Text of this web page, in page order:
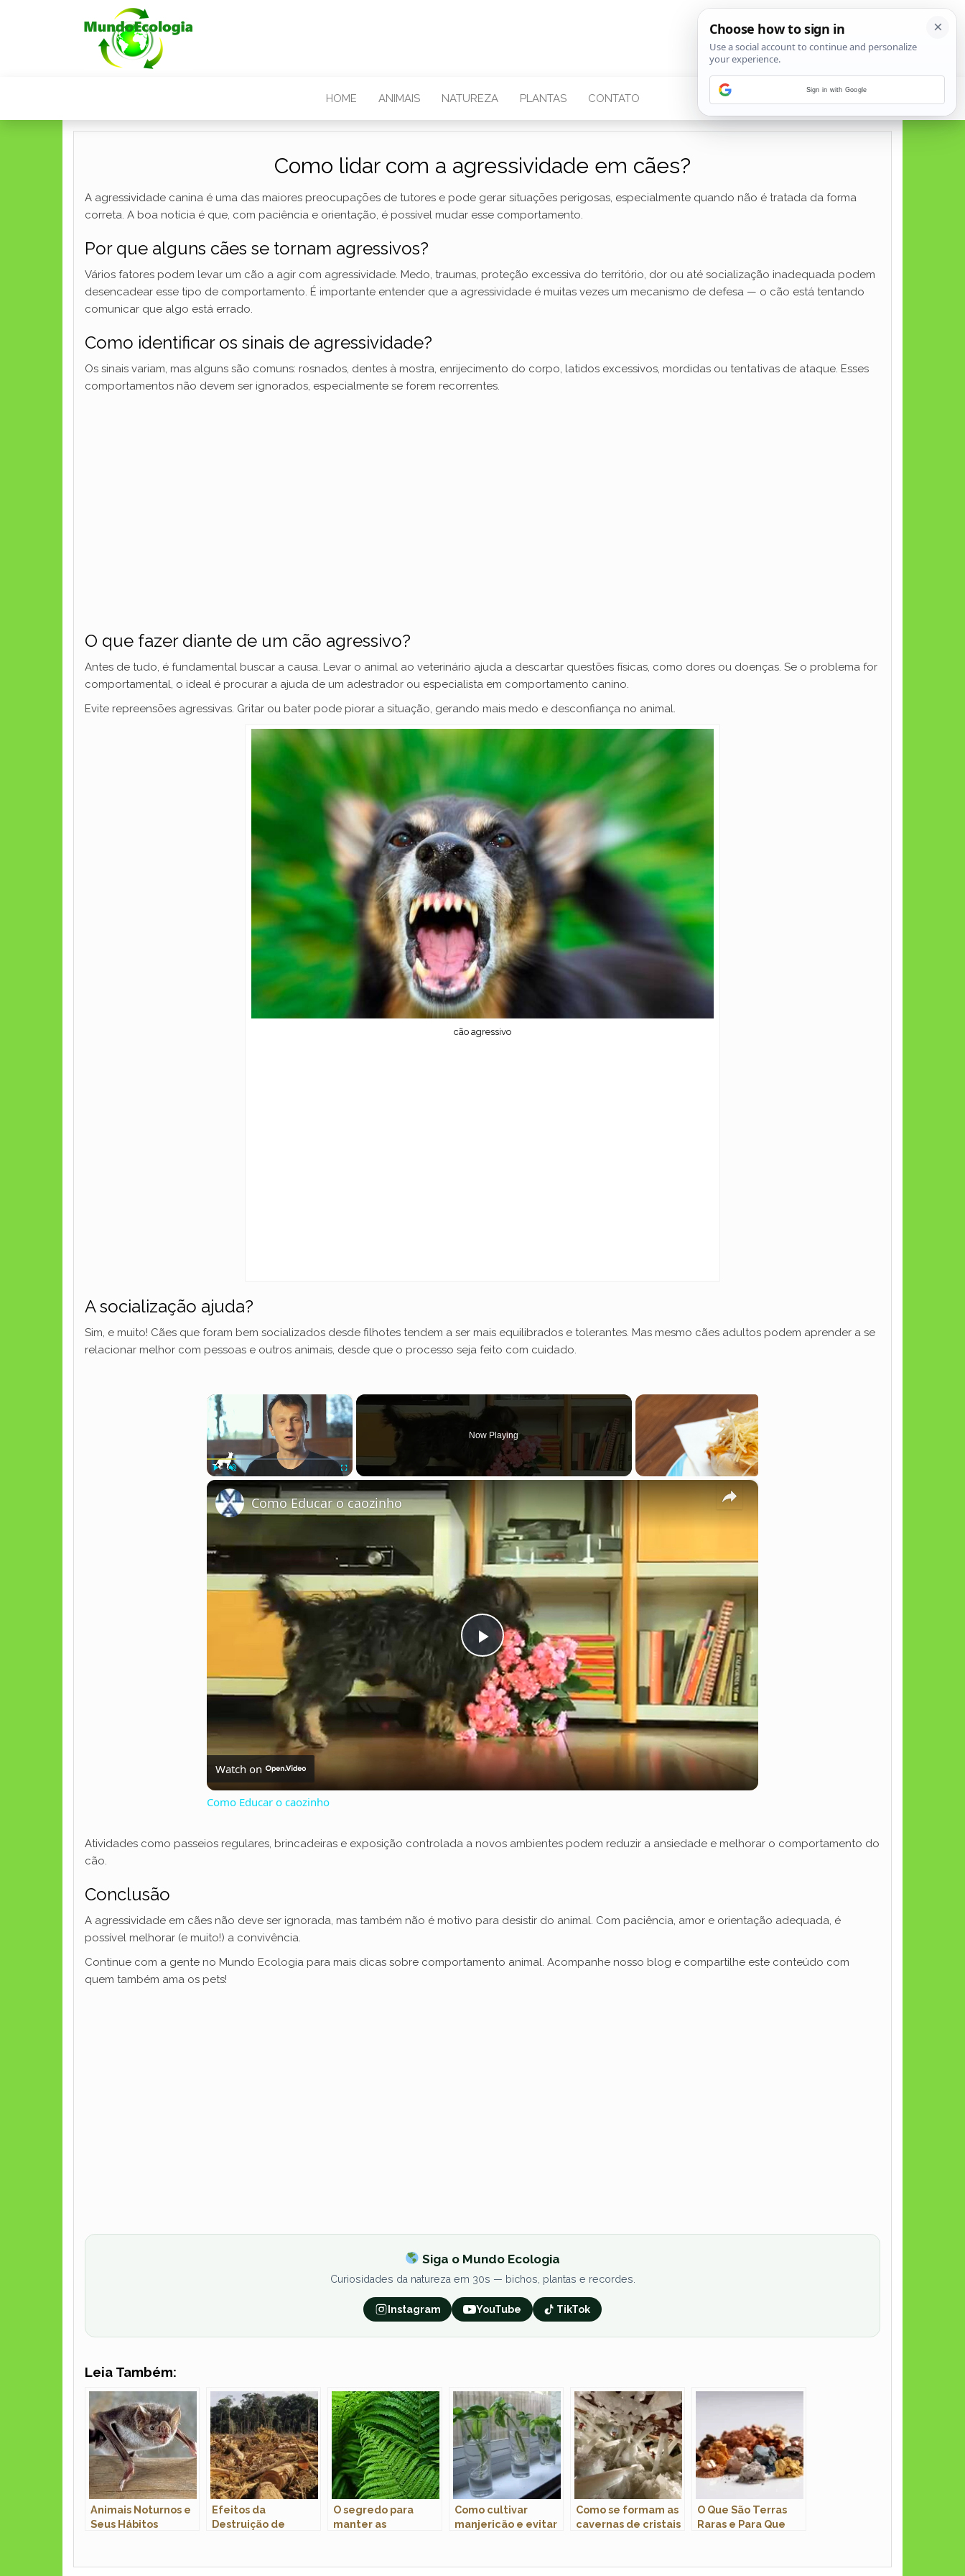
HOME ANIMAIS NATUREZA PLANTAS CONTATO
Como lidar com a agressividade em cães?
A agressividade canina é uma das maiores preocupações de tutores e pode gerar situações perigosas, especialmente quando não é tratada da forma
correta. A boa notícia é que, com paciência e orientação, é possível mudar esse comportamento.
Por que alguns cães se tornam agressivos?
Vários fatores podem levar um cão a agir com agressividade. Medo, traumas, proteção excessiva do território, dor ou até socialização inadequada podem
desencadear esse tipo de comportamento. É importante entender que a agressividade é muitas vezes um mecanismo de defesa — o cão está tentando
comunicar que algo está errado.
Como identificar os sinais de agressividade?
Os sinais variam, mas alguns são comuns: rosnados, dentes à mostra, enrijecimento do corpo, latidos excessivos, mordidas ou tentativas de ataque. Esses
comportamentos não devem ser ignorados, especialmente se forem recorrentes.
O que fazer diante de um cão agressivo?
Antes de tudo, é fundamental buscar a causa. Levar o animal ao veterinário ajuda a descartar questões físicas, como dores ou doenças. Se o problema for
comportamental, o ideal é procurar a ajuda de um adestrador ou especialista em comportamento canino.
Evite repreensões agressivas. Gritar ou bater pode piorar a situação, gerando mais medo e desconfiança no animal.
cão agressivo
A socialização ajuda?
Sim, e muito! Cães que foram bem socializados desde filhotes tendem a ser mais equilibrados e tolerantes. Mas mesmo cães adultos podem aprender a se
relacionar melhor com pessoas e outros animais, desde que o processo seja feito com cuidado.
×
Fullscreen
Now Playing
×
P
l
a
y
d
e
Como Educar o caozinho
Watch on
Como Educar o caozinho
Atividades como passeios regulares, brincadeiras e exposição controlada a novos ambientes podem reduzir a ansiedade e melhorar o comportamento do
cão.
Conclusão
A agressividade em cães não deve ser ignorada, mas também não é motivo para desistir do animal. Com paciência, amor e orientação adequada, é
possível melhorar (e muito!) a convivência.
Continue com a gente no Mundo Ecologia para mais dicas sobre comportamento animal. Acompanhe nosso blog e compartilhe este conteúdo com
quem também ama os pets!
Siga o Mundo Ecologia
Curiosidades da natureza em 30s — bichos, plantas e recordes.
Instagram YouTube TikTok
Leia Também:
Animais Noturnos e
Seus Hábitos
Efeitos da
Destruição de
O segredo para
manter as
Como cultivar
manjericão e evitar
Como se formam as
cavernas de cristais
O Que São Terras
Raras e Para Que
Sign in with Google